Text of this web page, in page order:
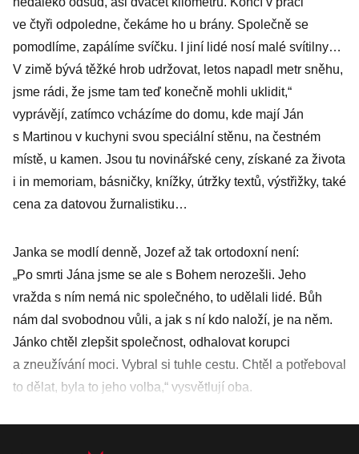
ve čtyři odpoledne, čekáme ho u brány. Společně se
pomodlíme, zapálíme svíčku. I jiní lidé nosí malé svítilny…
V zimě bývá těžké hrob udržovat, letos napadl metr sněhu,
jsme rádi, že jsme tam teď konečně mohli uklidit,“
vyprávějí, zatímco vcházíme do domu, kde mají Ján
s Martinou v kuchyni svou speciální stěnu, na čestném
místě, u kamen. Jsou tu novinářské ceny, získané za života
i in memoriam, básničky, knížky, útržky textů, výstřižky, také
cena za datovou žurnalistiku…
Janka se modlí denně, Jozef až tak ortodoxní není:
„Po smrti Jána jsme se ale s Bohem nerozešli. Jeho
vražda s ním nemá nic společného, to udělali lidé. Bůh
nám dal svobodnou vůli, a jak s ní kdo naloží, je na něm.
Jánko chtěl zlepšit společnost, odhalovat korupci
a zneužívání moci. Vybral si tuhle cestu. Chtěl a potřeboval
to dělat, byla to jeho volba,“ vysvětlují oba.